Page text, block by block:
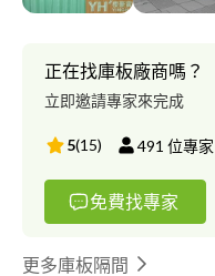
施工快速且可重複使用，
本。庫板隔間不再局限於
儲藏室等，並可搭配不同
紙、油漆、烤漆玻璃、木皮等。 本公司隔間的產業遍及
業，科技業、食品業、醫
十間食品、生技業者順利
證及GMP良好作業規範驗
長期累積的施工經驗及技
為品質把關及售後服務追
求，您的滿意就是我們前進
正在找庫板廠商嗎？
立即邀請專家來完成
5(15) 491 位專家
免費找專家
更多庫板隔間